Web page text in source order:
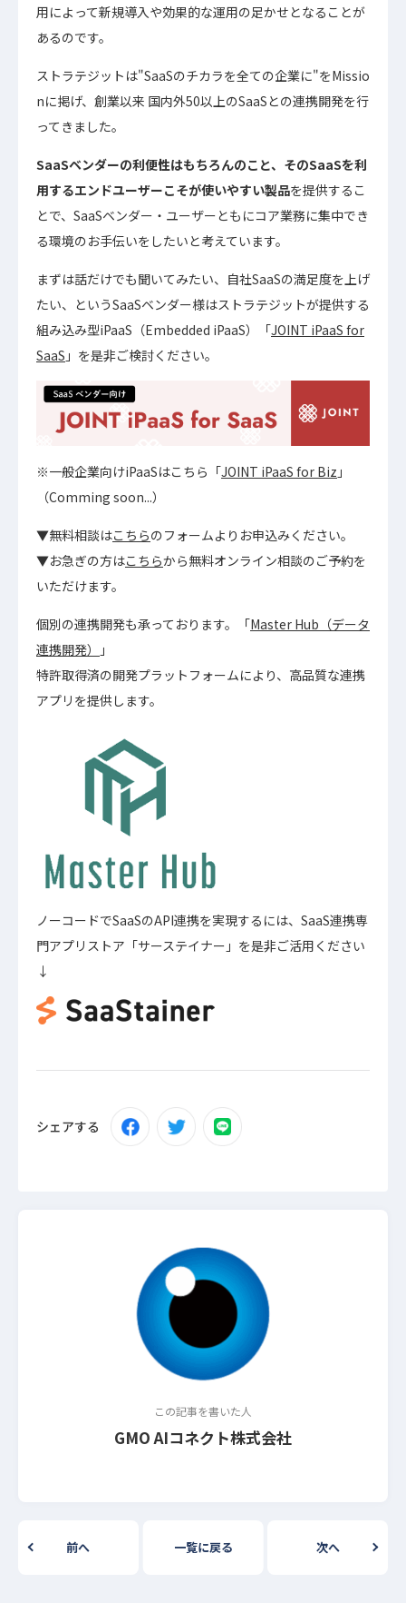
用によって新規導入や効果的な運用の足かせとなることが
あるのです。
ストラテジットは"SaaSのチカラを全ての企業に"をMissio
nに掲げ、創業以来 国内外50以上のSaaSとの連携開発を行
ってきました。
SaaSベンダーの利便性はもちろんのこと、そのSaaSを利
用するエンドユーザーこそが使いやすい製品を提供するこ
とで、SaaSベンダー・ユーザーともにコア業務に集中でき
る環境のお手伝いをしたいと考えています。
まずは話だけでも聞いてみたい、自社SaaSの満足度を上げ
たい、というSaaSベンダー様はストラテジットが提供する
組み込み型iPaaS（Embedded iPaaS）「JOINT iPaaS for
SaaS 」を是非ご検討ください。
※一般企業向けiPaaSはこちら「JOINT iPaaS for Biz 」
（Comming soon...）
▼無料相談はこちらのフォームよりお申込みください。
▼お急ぎの方はこちらから無料オンライン相談のご予約を
いただけます。
個別の連携開発も承っております。「Master Hub（データ
連携開発）
」
特許取得済の開発プラットフォームにより、高品質な連携
アプリを提供します。
ノーコードでSaaSのAPI連携を実現するには、SaaS連携専
門アプリストア「サーステイナー」を是非ご活用ください
↓
シェアする
この記事を書いた人
GMO AIコネクト株式会社
前へ 一覧に戻る 次へ